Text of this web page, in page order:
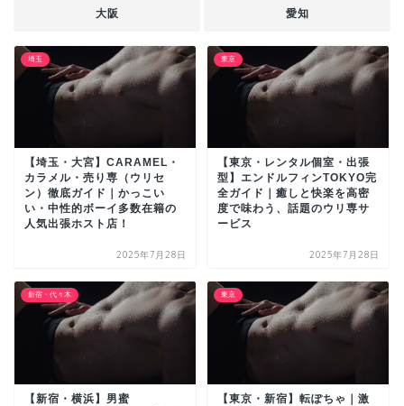
大阪 愛知
埼玉
【埼玉・大宮】CARAMEL・
カラメル・売り専（ウリセ
ン）徹底ガイド｜かっこい
い・中性的ボーイ多数在籍の
人気出張ホスト店！
2025年7月28日
東京
【東京・レンタル個室・出張
型】エンドルフィンTOKYO完
全ガイド｜癒しと快楽を高密
度で味わう、話題のウリ専サ
ービス
2025年7月28日
新宿・代々木
【新宿・横浜】男蜜
東京
【東京・新宿】転ぽちゃ｜激